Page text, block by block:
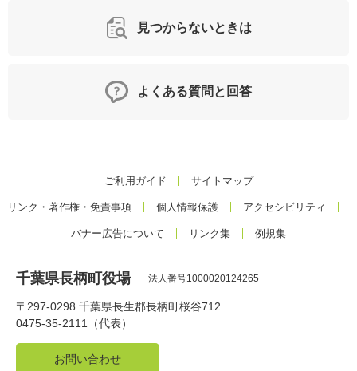
見つからないときは
よくある質問と回答
ご利用ガイド サイトマップ
リンク・著作権・免責事項 個人情報保護 アクセシビリティ
バナー広告について リンク集 例規集
千葉県長柄町役場 法人番号1000020124265
〒297-0298 千葉県長生郡長柄町桜谷712
0475-35-2111（代表）
お問い合わせ